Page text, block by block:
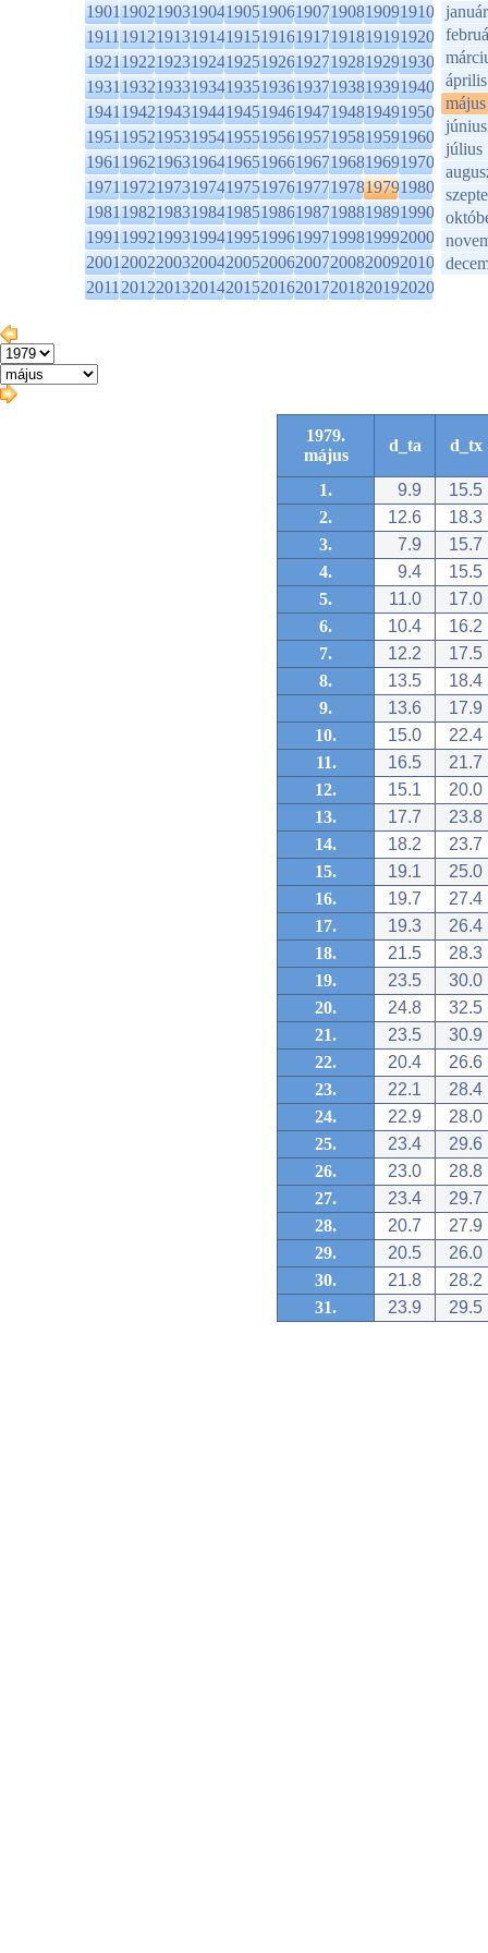
1901190219031904190519061907190819091910
1911191219131914191519161917191819191920
1921192219231924192519261927192819291930
1931193219331934193519361937193819391940
1941194219431944194519461947194819491950
1951195219531954195519561957195819591960
1961196219631964196519661967196819691970
1971197219731974197519761977197819791980
1981198219831984198519861987198819891990
1991199219931994199519961997199819992000
2001200220032004200520062007200820092010
2011201220132014201520162017201820192020
január
április
május
június
július
1979.
május
d_ta d_tx
1. 9.9
15.5
2.
12.6
18.3
3.
7.9
15.7
4.
9.4
15.5
5.
11.0
17.0
6.
10.4
16.2
7.
12.2
17.5
8.
13.5
18.4
9.
13.6
17.9
10.
15.0
22.4
11.
16.5
21.7
12.
15.1
20.0
13.
17.7
23.8
14.
18.2
23.7
15.
19.1
25.0
16.
19.7
27.4
17.
19.3
26.4
18.
21.5
28.3
19.
23.5
30.0
20.
24.8
32.5
21.
23.5
30.9
22.
20.4
26.6
23.
22.1
28.4
24.
22.9
28.0
25.
23.4
29.6
26.
23.0
28.8
27.
23.4
29.7
28.
20.7
27.9
29.
20.5
26.0
30.
21.8
28.2
31.
23.9 29.5